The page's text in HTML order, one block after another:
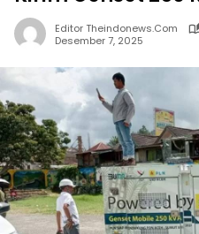
Editor Theindonews.com
Desember 7, 2025